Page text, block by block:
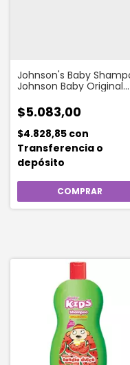
Johnson's Baby
Johnson Baby Original
$5.083,00
$4.828,85 con
Transferencia o
depósito